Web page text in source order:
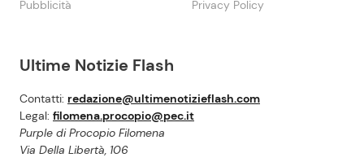
Ultime Notizie Flash
Contatti: redazione@ultimenotizieflash.com
Legal: filomena.procopio@pec.it
Purple di Procopio Filomena
Via Della Libertà, 106
Pubblicità Privacy Policy